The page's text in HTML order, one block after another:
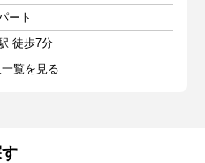
ート
徒歩7分
覧を見る